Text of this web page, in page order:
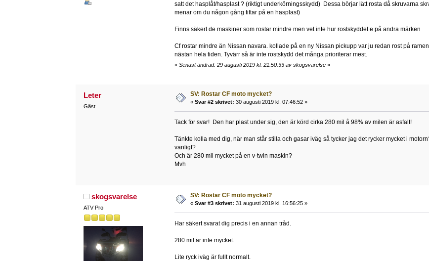
satt det hasplåt/hasplast ? (riktigt underkörningsskydd) Dessa börjar lätt rosta då skruvarna
menar om du någon gång tittar på en hasplast)
Finns säkert de maskiner som rostar mindre men vet inte hur rostskyddet e på andra märken
Cf rostar mindre än Nissan navara. kollade på en ny Nissan pickupp var ju redan rost på
nästan hela tiden. Tyvärr så är inte rostskydd det många prioriterar mest.
« Senast ändrad: 29 augusti 2019 kl. 21:50:33 av skogsvarelse»
Leter
Gäst
SV: Rostar CF moto mycket?
« Svar #2 skrivet: 30 augusti 2019 kl. 07:46:52 »
Tack för svar! Den har plast under sig, den är körd cirka 280 mil å 98% av milen är asfalt!
Tänkte kolla med dig, när man står stilla och gasar iväg så tycker jag det rycker mycket i
vanligt?
Och är 280 mil mycket på en v-twin maskin?
Mvh
skogsvarelse
ATV Pro
SV: Rostar CF moto mycket?
« Svar #3 skrivet: 31 augusti 2019 kl. 16:56:25 »
Har säkert svarat dig precis i en annan tråd.
280 mil är inte mycket.
Lite ryck iväg är fullt normalt.